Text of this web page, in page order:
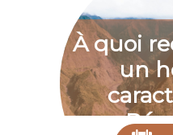
À quoi
un